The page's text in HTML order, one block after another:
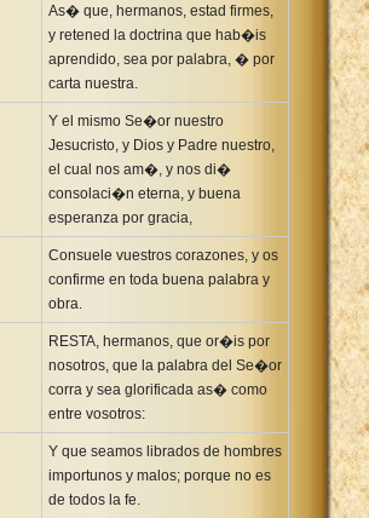
As� que, hermanos, estad firmes,
y retened la doctrina que hab�is
aprendido, sea por palabra, � por
carta nuestra.
Y el mismo Se�or nuestro
Jesucristo, y Dios y Padre nuestro,
el cual nos am�, y nos di�
consolaci�n eterna, y buena
esperanza por gracia,
Consuele vuestros corazones, y os
confirme en toda buena palabra y
obra.
RESTA, hermanos, que or�is por
nosotros, que la palabra del Se�or
corra y sea glorificada as� como
entre vosotros:
Y que seamos librados de hombres
importunos y malos; porque no es
de todos la fe.